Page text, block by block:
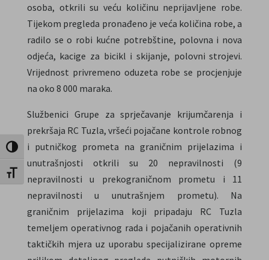
Uključi / isključi visoki kontrast
Uključi / isključi veličinu fonta
osoba, otkrili su veću količinu neprijavljene robe.
Tijekom pregleda pronađeno je veća količina robe, a
radilo se o robi kućne potrebštine, polovna i nova
odjeća, kacige za bicikl i skijanje, polovni strojevi.
Vrijednost privremeno oduzeta robe se procjenjuje
na oko 8 000 maraka.
Službenici Grupe za sprječavanje krijumčarenja i
prekršaja RC Tuzla, vršeći pojačane kontrole robnog
i putničkog prometa na graničnim prijelazima i
unutrašnjosti otkrili su 20 nepravilnosti (9
nepravilnosti u prekograničnom prometu i 11
nepravilnosti u unutrašnjem prometu). Na
graničnim prijelazima koji pripadaju RC Tuzla
temeljem operativnog rada i pojačanih operativnih
taktičkih mjera uz uporabu specijalizirane opreme